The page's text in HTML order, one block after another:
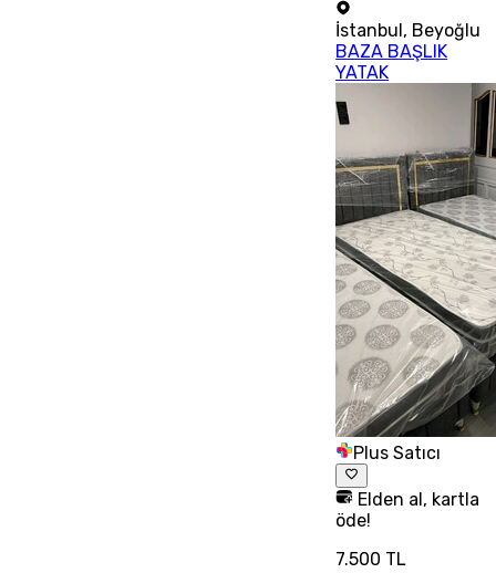
İstanbul, Beyoğlu
BAZA BAŞLIK
YATAK
Plus Satıcı
Elden al, kartla
öde!
7.500 TL